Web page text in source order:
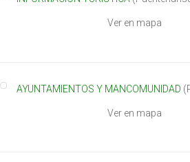
Ver en mapa
AYUNTAMIENTOS Y MANCOMUNIDAD (
Ver en mapa